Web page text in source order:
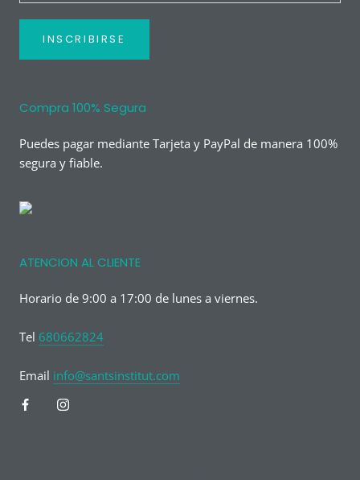
INSCRIBIRSE
Compra 100% Segura
Puedes pagar mediante Tarjeta y PayPal de manera 100%
segura y fiable.
ATENCION AL CLIENTE
Horario de 9:00 a 17:00 de lunes a viernes.
Tel 680662824
Email info@santsinstitut.com